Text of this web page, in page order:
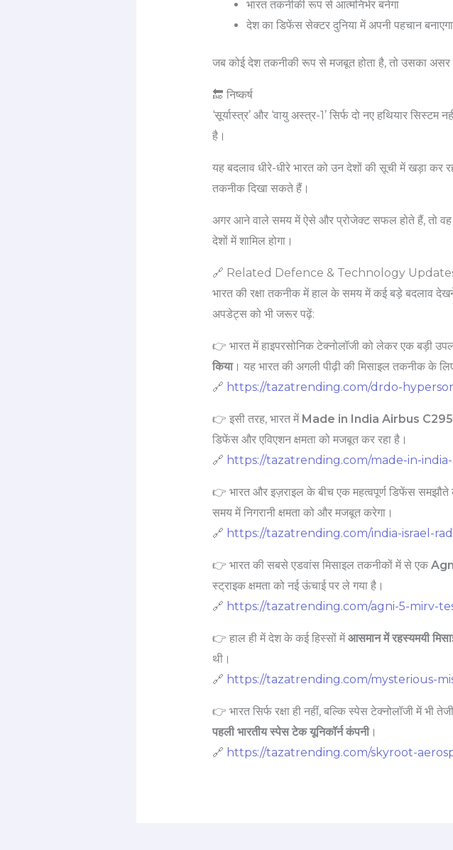
भारत तकनीकी रूप से आत्मनिर्भर बनेगा
देश का डिफेंस सेक्टर दुनिया में अपनी पहचान बनाएगा
जब कोई देश तकनीकी रूप से मजबूत होता है, तो उसका असर
🔚 निष्कर्ष
‘सूर्यास्त्र’ और ‘वायु अस्त्र-1’ सिर्फ दो नए हथियार
है।
यह बदलाव धीरे-धीरे भारत को उन देशों की सूची में खड़ा कर
तकनीक दिखा सकते हैं।
अगर आने वाले समय में ऐसे और प्रोजेक्ट सफल होते हैं, तो वह
देशों में शामिल होगा।
🔗 Related Defence & Technology
भारत की रक्षा तकनीक में हाल के समय में कई बड़े बदलाव
अपडेट्स को भी जरूर पढ़ें:
👉 भारत में हाइपरसोनिक टेक्नोलॉजी को लेकर एक बड़ी
किया। यह भारत की अगली पीढ़ी की मिसाइल तकनीक के
🔗 https://tazatrending.com/drdo-
👉 इसी तरह, भारत में Made in India Airbus
डिफेंस और एविएशन क्षमता को मजबूत कर रहा है।
🔗 https://tazatrending.com/made-in-
👉 भारत और इज़राइल के बीच एक महत्वपूर्ण डिफेंस
समय में निगरानी क्षमता को और मजबूत करेगा।
🔗 https://tazatrending.com/india-israel-
👉 भारत की सबसे एडवांस मिसाइल तकनीकों में से एक
स्ट्राइक क्षमता को नई ऊंचाई पर ले गया है।
🔗 https://tazatrending.com/agni-5-mirv-
👉 हाल ही में देश के कई हिस्सों मेंआसमान में रहस्यमयी
थी।
🔗 https://tazatrending.com/mysterious-
👉 भारत सिर्फ रक्षा ही नहीं, बल्कि स्पेस टेक्नोलॉजी में भी
पहली भारतीय स्पेस टेक यूनिकॉर्न कंपनी।
🔗 https://tazatrending.com/skyroot-